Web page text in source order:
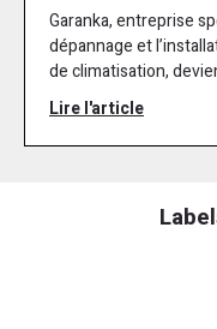
Garanka, entreprise
dépannage et
de climatisation,
Lire l'article